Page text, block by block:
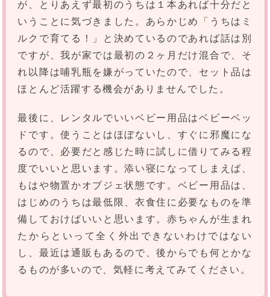
が、とりあえず最初のうちは１本あれば十分だと
いうことに気づきました。あらかじめ「うちはミ
ルクで育てる！」と決めているのであれば話は別
ですが、我が家では最初の２ヶ月だけ混合で、そ
れ以降は哺乳瓶を嫌がっていたので、セット品は
ほとんど活躍する機会がありませんでした。
最後に、レンタルでいいベビー用品はベビーベッ
ドです。使うことはほぼないし、すぐに邪魔にな
るので、必要だと感じた時に試しに借りてみる程
度でいいと思います。添い寝になってしまえば、
もはや物置かオブジェ状態です。ベビー用品は、
はじめのうちは最低限、衣食住に必要なものを準
備しておけばいいと思います。赤ちゃんが生まれ
たからといって全く外出できないわけではない
し、最近は通販もあるので、後からでも何とかな
るものが多いので、気軽に考えてみてください。